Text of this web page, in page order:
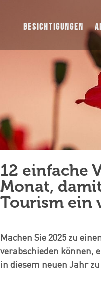
BESICHTIGUNGEN
12 einfache
Monat,
Tourism ein
Machen Sie 2025 zu
verabschieden können,
in diesem neuen Jahr